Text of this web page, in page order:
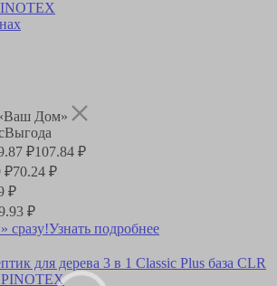
Дом»
Выгода
₽107.84 ₽
₽70.24 ₽
₽
₽
сразу!Узнать подробнее